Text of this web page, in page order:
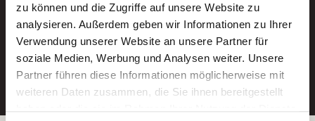
zu können und die Zugriffe auf unsere Website zu
analysieren. Außerdem geben wir Informationen zu Ihrer
Verwendung unserer Website an unsere Partner für
soziale Medien, Werbung und Analysen weiter. Unsere
Partner führen diese Informationen möglicherweise mit
weiteren Daten zusammen, die Sie ihnen bereitgestellt
Ein kostenloser Service von AWO
Jobs.
E-Mail-Adresse eintragen